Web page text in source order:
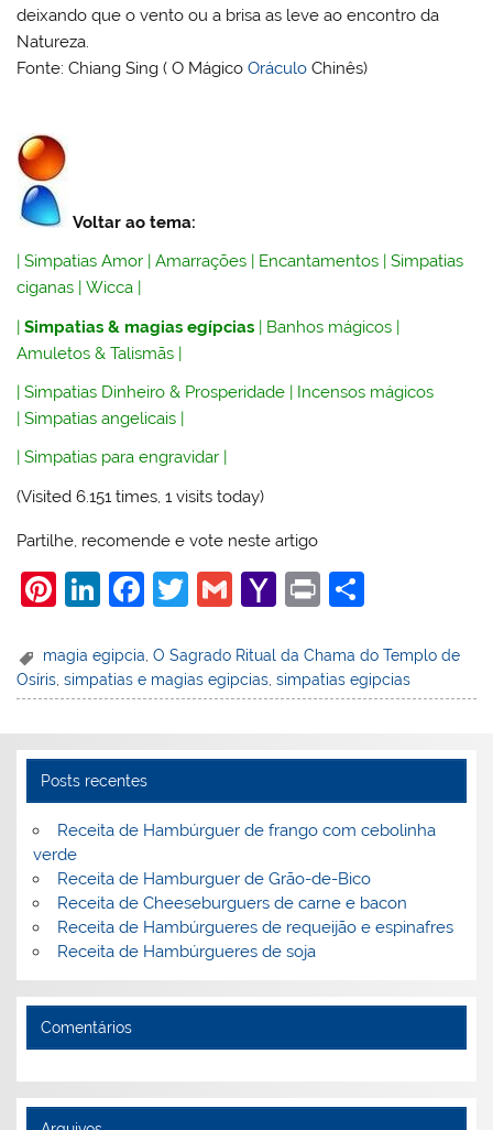
deixando que o vento ou a brisa as leve ao encontro da
Natureza.
Fonte: Chiang Sing ( O MágicoOráculo Chinês)
Voltar ao tema:
|Simpatias Amor |Amarrações | Encantamentos |Simpatias
ciganas |Wicca |
|Simpatias & magias egípcias | Banhos mágicos |
Amuletos & Talismãs |
|Simpatias Dinheiro & Prosperidade | Incensos mágicos
|Simpatias angelicais |
|Simpatias para engravidar |
(Visited 6.151 times, 1 visits today)
Partilhe, recomende e vote neste artigo
Pi
er
e
st
Li
k
e
n
F
c
e
o
o
k
T
itt
er
G
ai
l
Y
h
o
M
ai
l
Pr
t
ar
e
magia egipcia,O Sagrado Ritual da Chama do Templo de
Osíris ,simpatias e magias egipcias ,simpatias egipcias
Posts recentes
Receita de Hambúrguer de frango com cebolinha
verde
Receita de Hamburguer de Grão-de-Bico
Receita de Cheeseburguers de carne e bacon
Receita de Hambúrgueres de requeijão e espinafres
Receita de Hambúrgueres de soja
Comentários